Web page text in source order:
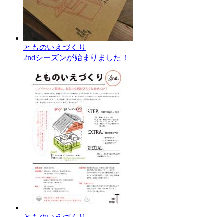
とものいえづくり
2ndシーズンが始まりました！